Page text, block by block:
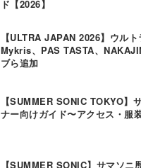
ド【2026】
【ULTRA JAPAN 2026】ウル
Mykris、PAS TASTA、
ブら追加
【SUMMER SONIC TOKYO】
ナー向けガイド〜アクセス・服
【SUMMER SONIC】サマソニ